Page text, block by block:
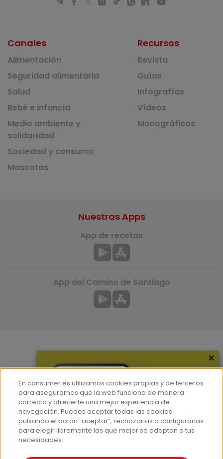
Canales
Alimentación
Seguridad alimentaria
Salud
Bebé e infancia
Medio ambiente y
solidaridad
Sociedad y consumo
Mascotas
Recursos
Revista
Guías
Infografías
Vídeos
Monográficos
Hemeroteca
Contacto
Prensa
Corpus Lingüístico Consumer
Nuestras Apps
App de recetas
App del Camino de Santiago
×
En consumer.es utilizamos cookies propias y de terceros
para asegurarnos que la web funciona de manera
correcta y ofrecerte una mejor experiencia de
navegación. Puedes aceptar todas las cookies
pulsando el botón “aceptar”, rechazarlas o configurarlas
para elegir libremente las que mejor se adaptan a tus
necesidades.